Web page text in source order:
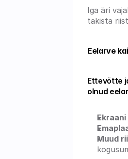
Iga äri
takista
Eelarve
Ettevõtte
olnud
Muud